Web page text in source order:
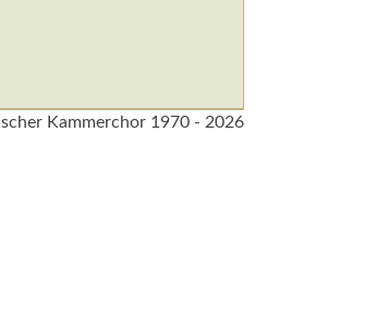
Kammerchor 1970 - 2026